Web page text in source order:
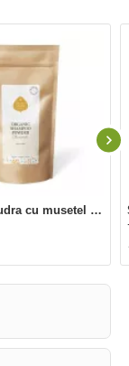
Sampon pudra cu musetel pentru copii bio refill (250 grame), Eliah Sahil